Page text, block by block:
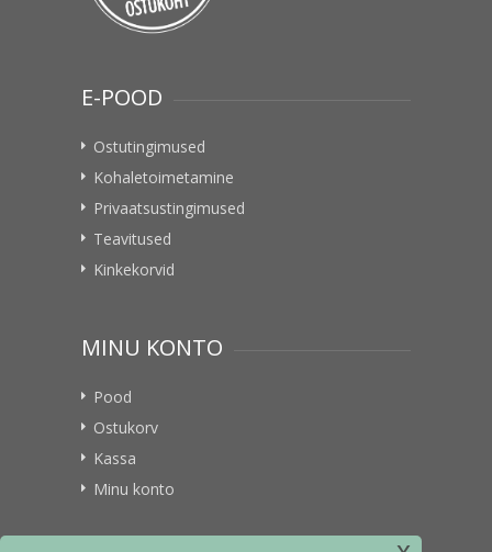
E-POOD
Ostutingimused
Kohaletoimetamine
Privaatsustingimused
Teavitused
Kinkekorvid
MINU KONTO
Pood
Ostukorv
Kassa
Minu konto